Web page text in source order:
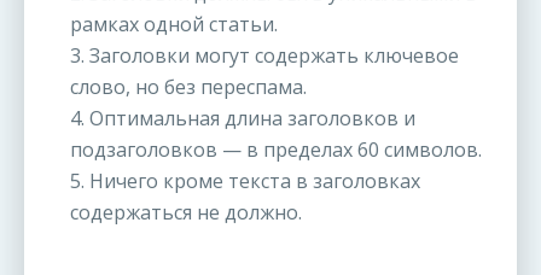
рамках одной статьи.
3. Заголовки могут содержать ключевое
слово, но без переспама.
4. Оптимальная длина заголовков и
подзаголовков — в пределах 60 символов.
5. Ничего кроме текста в заголовках
содержаться не должно.